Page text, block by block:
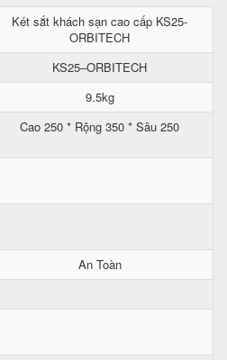
Két sắt khách sạn cao cấp KS25-
ORBITECH
KS25–ORBITECH
9.5kg
Cao 250 * Rộng 350 * Sâu 250
An Toàn